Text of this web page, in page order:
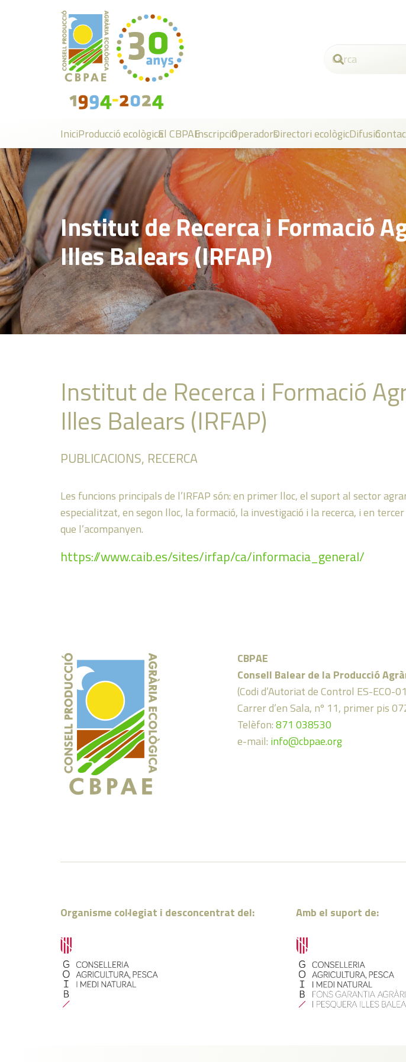
IniciProducció ecològicaEl CBPAEInscripcióOperadorsDirectori ecològicDifusió
Institut de Recerca i Formació
Illes Balears (IRFAP)
Institut de Recerca i Formació
Illes Balears (IRFAP)
PUBLICACIONS, RECERCA
Les funcions principals de l’IRFAP són: en primer lloc, el suport al sector
especialitzat, en segon lloc, la formació, la investigació i la recerca, i en
que l’acompanyen.
https://www.caib.es/sites/irfap/ca/informacia_general/
CBPAE
Consell Balear de la Producció
(Codi d’Autoriat de Control ES-ECO-
Carrer d’en Sala, nº 11, primer pis
Telèfon:871 038530
e-mail: info@cbpae.org
Organisme col·legiat i desconcentrat del: Amb el suport de: